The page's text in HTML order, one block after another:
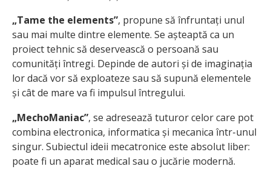
„Tame the elements”, propune să înfruntați unul
sau mai multe dintre elemente. Se așteaptă ca un
proiect tehnic să deservească o persoană sau
comunități întregi. Depinde de autori și de imaginația
lor dacă vor să exploateze sau să supună elementele
și cât de mare va fi impulsul întregului.
„MechoManiac”, se adresează tuturor celor care pot
combina electronica, informatica și mecanica într-unul
singur. Subiectul ideii mecatronice este absolut liber:
poate fi un aparat medical sau o jucărie modernă.